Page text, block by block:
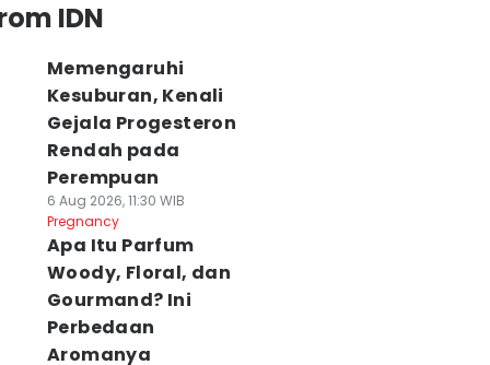
IDN
Memengaruhi
Kesuburan, Kenali
Gejala Progesteron
Rendah pada
Perempuan
6 Aug 2026, 11:30 WIB
Pregnancy
Apa Itu Parfum
Woody, Floral, dan
Gourmand? Ini
Perbedaan
Aromanya